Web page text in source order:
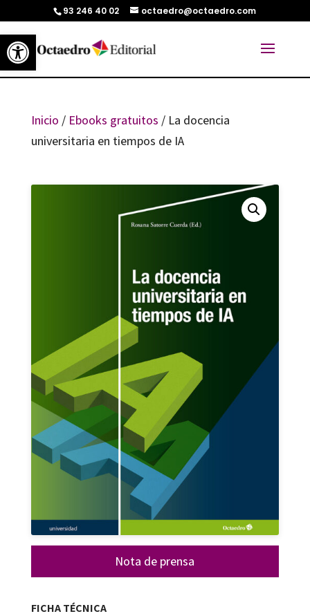
Abrir barra de herramientas
93 246 40 02 octaedro@octaedro.com
Inicio / Ebooks gratuitos / La docencia
universitaria en tiempos de IA
Nota de prensa
FICHA TÉCNICA